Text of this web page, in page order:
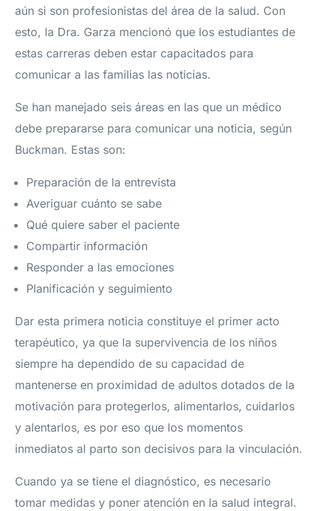
aún si son profesionistas del área de la salud. Con
esto, la Dra. Garza mencionó que los estudiantes de
estas carreras deben estar capacitados para
comunicar a las familias las noticias.
Se han manejado seis áreas en las que un médico
debe prepararse para comunicar una noticia, según
Buckman. Estas son:
Preparación de la entrevista
Averiguar cuánto se sabe
Qué quiere saber el paciente
Compartir información
Responder a las emociones
Planificación y seguimiento
Dar esta primera noticia constituye el primer acto
terapéutico, ya que la supervivencia de los niños
siempre ha dependido de su capacidad de
mantenerse en proximidad de adultos dotados de la
motivación para protegerlos, alimentarlos, cuidarlos
y alentarlos, es por eso que los momentos
inmediatos al parto son decisivos para la vinculación.
Cuando ya se tiene el diagnóstico, es necesario
tomar medidas y poner atención en la salud integral.